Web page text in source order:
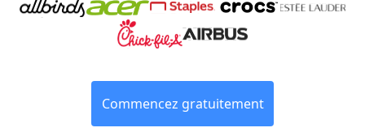
Commencez gratuitement